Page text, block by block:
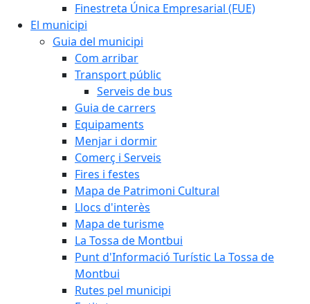
Finestreta Única Empresarial (FUE)
El municipi
Guia del municipi
Com arribar
Transport públic
Serveis de bus
Guia de carrers
Equipaments
Menjar i dormir
Comerç i Serveis
Fires i festes
Mapa de Patrimoni Cultural
Llocs d'interès
Mapa de turisme
La Tossa de Montbui
Punt d'Informació Turístic La Tossa de
Montbui
Rutes pel municipi